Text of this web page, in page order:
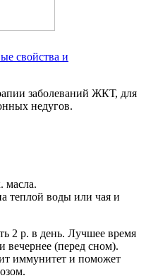
свойства и
заболеваний ЖКТ, для
недугов.
масла.
теплой воды или чая и
2 р. в день. Лучшее время
вечернее (перед сном).
иммунитет и поможет